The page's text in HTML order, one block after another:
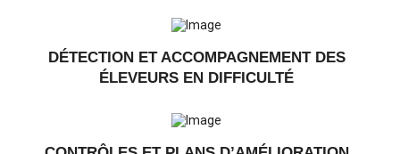
DÉTECTION ET ACCOMPAGNEMENT DES
ÉLEVEURS EN DIFFICULTÉ